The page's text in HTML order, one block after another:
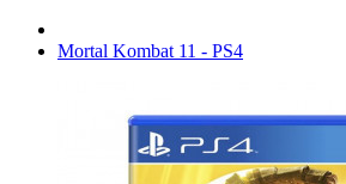
Mortal Kombat 11 - PS4